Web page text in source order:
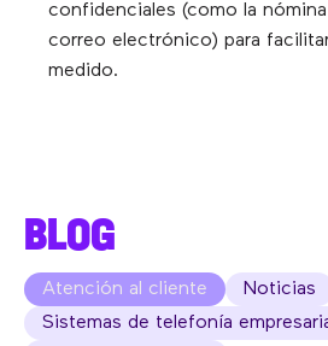
confidenciales (como la
correo electrónico) para
medido.
BLOG
Atención al cliente Noticias
Sistemas de telefonía